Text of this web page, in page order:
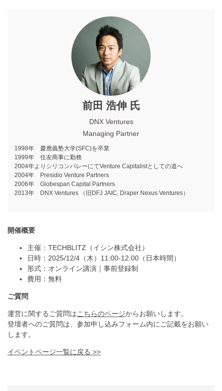
前田 浩伸 氏
DNX Ventures
Managing Partner
1998年 慶應義塾大学(SFC)を卒業
1999年 住友商事に勤務
2004年よりシリコンバレーにてVenture Capitalistとしての道へ
2004年 Presidio Venture Partners
2006年 Globespan Capital Partners
2013年 DNX Ventures （旧DFJ JAIC, Draper Nexus Ventures）
開催概要
主催：TECHBLITZ（イシン株式会社）
日時：2025/12/4（木）11:00-12:00（日本時間）
形式：オンライン講演｜事前登録制
費用：無料
ご質問
運営に関するご質問はこちらのページからお願いします。
登壇者へのご質問は、参加申し込みフォーム内にご記載をお願い
します。
イベントページ一覧に戻る >>